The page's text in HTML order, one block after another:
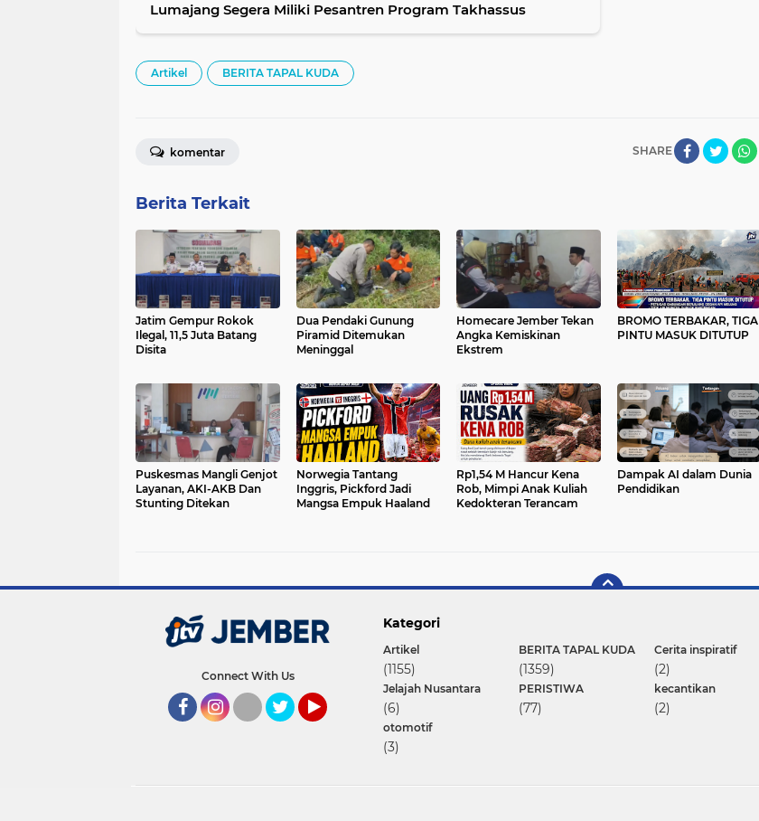
Lumajang Segera Miliki Pesantren Program Takhassus
Artikel BERITA TAPAL KUDA
SHARE
komentar
Berita Terkait
Jatim Gempur Rokok
Ilegal, 11,5 Juta Batang
Disita
Dua Pendaki Gunung
Piramid Ditemukan
Meninggal
Homecare Jember Tekan
Angka Kemiskinan
Ekstrem
BROMO TERBAKAR, TIGA
PINTU MASUK DITUTUP
Puskesmas Mangli Genjot
Layanan, AKI-AKB Dan
Stunting Ditekan
Norwegia Tantang
Inggris, Pickford Jadi
Mangsa Empuk Haaland
Rp1,54 M Hancur Kena
Rob, Mimpi Anak Kuliah
Kedokteran Terancam
Dampak AI dalam Dunia
Pendidikan
Connect With Us
Kategori
Artikel
(1155)
BERITA TAPAL KUDA
(1359)
Cerita inspiratif
(2)
Jelajah Nusantara
(6)
PERISTIWA
(77)
kecantikan
(2)
otomotif
(3)